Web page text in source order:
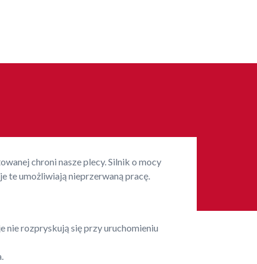
chroni nasze plecy. Silnik o mocy
te umożliwiają nieprzerwaną pracę.
nie rozpryskują się przy uruchomieniu